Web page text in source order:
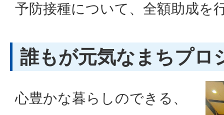
予防接種について、全額助成を
誰もが元気なまちプロ
心豊かな暮らしのできる、